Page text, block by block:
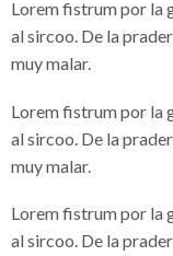
Lorem fistrum por la
al sircoo. De la
muy malar.
Lorem fistrum por la
al sircoo. De la
muy malar.
Lorem fistrum por la
al sircoo. De la